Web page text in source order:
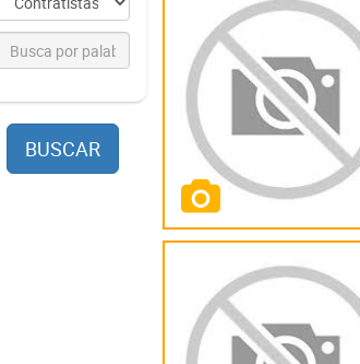
BUSCAR